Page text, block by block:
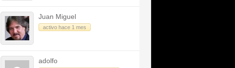
Juan Miguel
activo hace 1 mes
adolfo